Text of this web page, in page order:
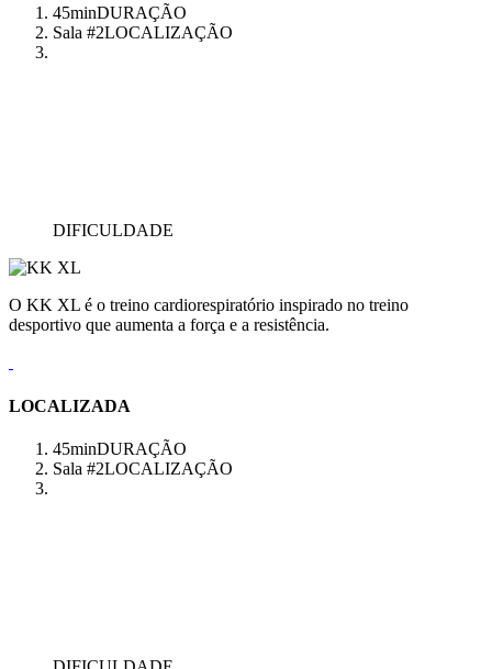
45minDURAÇÃO
Sala #2LOCALIZAÇÃO
DIFICULDADE
O KK XL é o treino cardiorespiratório inspirado no treino
desportivo que aumenta a força e a resistência.
LOCALIZADA
45minDURAÇÃO
Sala #2LOCALIZAÇÃO